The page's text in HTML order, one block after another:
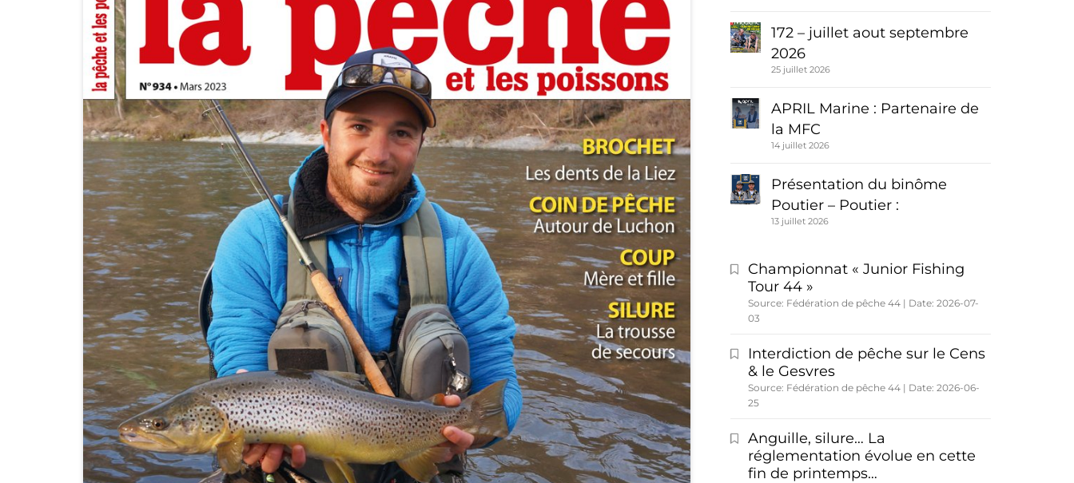
172 – juillet aout septembre
2026
25 juillet 2026
APRIL Marine : Partenaire de
la MFC
14 juillet 2026
Présentation du binôme
Poutier – Poutier :
13 juillet 2026
Championnat « Junior Fishing
Tour 44 »
Source: Fédération de pêche 44
Date: 2026-07-
03
Interdiction de pêche sur le Cens
& le Gesvres
Source: Fédération de pêche 44
Date: 2026-06-
25
Anguille, silure… La
réglementation évolue en cette
fin de printemps…